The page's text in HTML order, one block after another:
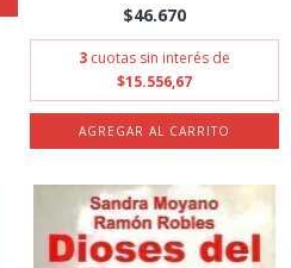
$46.670
3 cuotas sin interés de
$15.556,67